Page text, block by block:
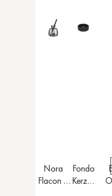
Nora
Flacon &
Fondo
Kerzen